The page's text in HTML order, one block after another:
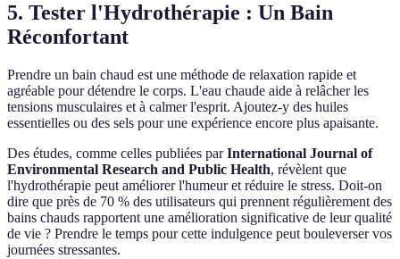
5. Tester l'Hydrothérapie : Un Bain
Réconfortant
Prendre un bain chaud est une méthode de relaxation rapide et
agréable pour détendre le corps. L'eau chaude aide à relâcher les
tensions musculaires et à calmer l'esprit. Ajoutez-y des huiles
essentielles ou des sels pour une expérience encore plus apaisante.
Des études, comme celles publiées parInternational Journal of
Environmental Research and Public Health, révèlent que
l'hydrothérapie peut améliorer l'humeur et réduire le stress. Doit-on
dire que près de 70 % des utilisateurs qui prennent régulièrement des
bains chauds rapportent une amélioration significative de leur qualité
de vie ? Prendre le temps pour cette indulgence peut bouleverser vos
journées stressantes.